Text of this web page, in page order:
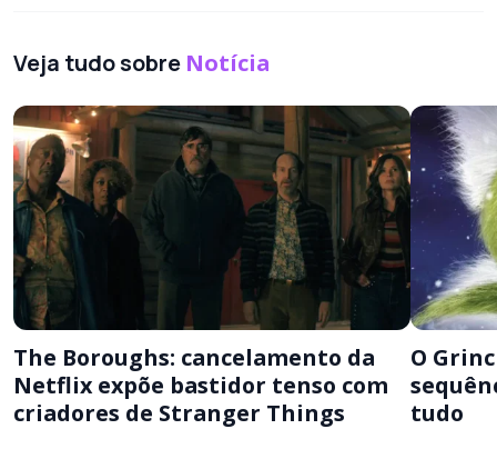
Veja tudo sobre Notícia
The Boroughs: cancelamento da
Netflix expõe bastidor tenso com
criadores de Stranger Things
O
tudo